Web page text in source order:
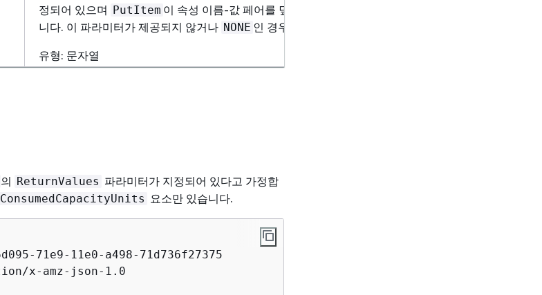
정되어 있으며 PutItem 이 속성 이름-값 페어를 덮어쓴 경우, 이전 항목의 내용이 반환됩
니다. 이 파라미터가 제공되지 않거나 NONE 인 경우, 아무 것도 반환되지 않습니다.
유형: 문자열
의 ReturnValues 파라미터가 지정되어 있다고 가정합
ConsumedCapacityUnits 요소만 있습니다.